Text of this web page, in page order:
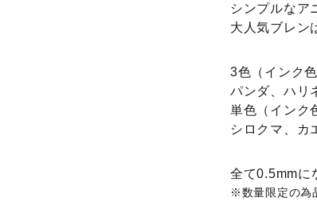
シンプルなア
大人気ブレン
3色（インク
パンダ、ハリ
単色（インク
シロクマ、カ
全て0.5mmに
※数量限定の為